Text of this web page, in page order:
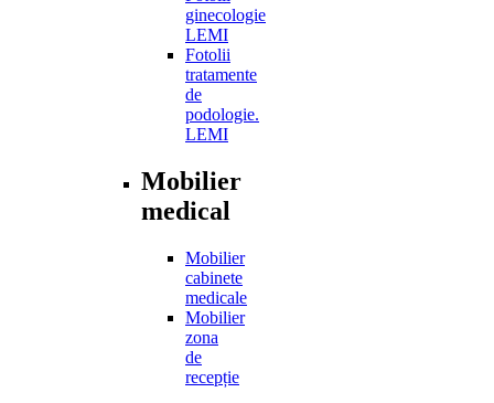
ginecologie
LEMI
Fotolii
tratamente
de
podologie.
LEMI
Mobilier
medical
Mobilier
cabinete
medicale
Mobilier
zona
de
recepție